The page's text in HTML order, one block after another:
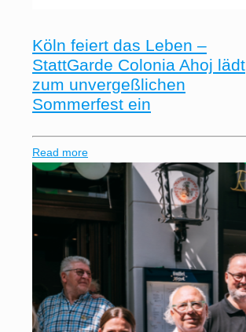
Köln feiert das Leben –
StattGarde Colonia Ahoj lädt
zum unvergeßlichen
Sommerfest ein
Read more